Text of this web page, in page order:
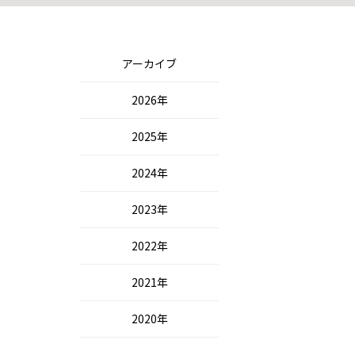
アーカイブ
2026年
2025年
2024年
2023年
2022年
2021年
2020年